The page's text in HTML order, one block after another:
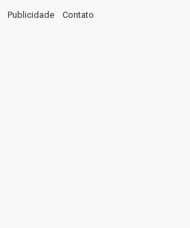
Publicidade Contato